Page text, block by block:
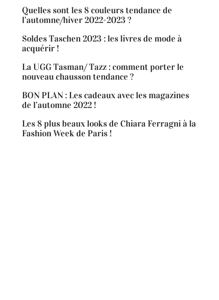
Quelles sont les 8 couleurs tendance de
l’automne/hiver 2022-2023 ?
Soldes Taschen 2023 : les livres de mode à
acquérir !
La UGG Tasman/ Tazz : comment porter le
nouveau chausson tendance ?
BON PLAN : Les cadeaux avec les magazines
de l’automne 2022 !
Les 8 plus beaux looks de Chiara Ferragni à la
Fashion Week de Paris !